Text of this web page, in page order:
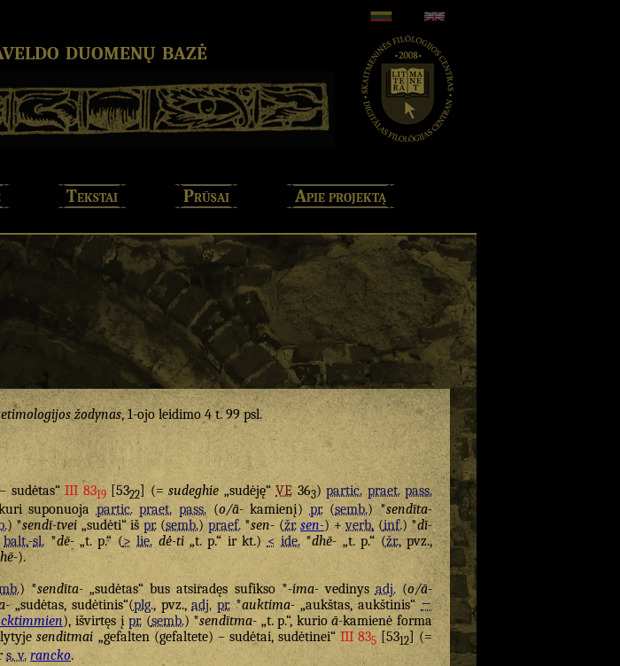
duomenų bazė
Tekstai Prūsai Apie projektą
žodynas, 1-ojo leidimo 4 t. 99 psl.
sudėtas“III 8319[5322] (=sudeghie„sudėję“VE363)partic. praet. pass.
suponuojapartic. praet. pass.(o/ā-kamienį)pr.(semb.) *sendīta-
) *sendī-tvei„sudėti“ išpr.(semb.)praef.*sen- (žr. sen-) +verb.(inf.) *dī-
balt.-sl.*dē-„t. p.“ (> lie. dė́-ti„t. p.“ ir kt.)< ide.*dhē- „t. p.“ (žr., pvz.,
).
) *sendīta-„sudėtas“ bus atsiradęs sufikso *-ima-vedinysadj.(o/ā-
„sudėtas, sudėtinis“(plg., pvz.,adj. pr.*auktima-„aukštas, aukštinis“←
), išvirtęs įpr. (semb.) *sendītma- „t. p.“, kurioā-kamienė forma
lytyjesenditmai „gefalten (gefaltete) – sudėtai, sudėtinei“III 835[5312] (=
s. v. rancko.